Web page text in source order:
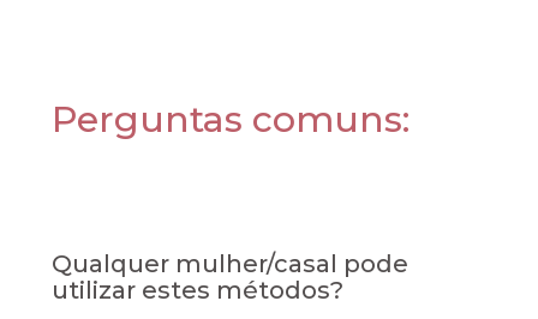
Perguntas comuns:
Qualquer mulher/casal pode
utilizar estes métodos?